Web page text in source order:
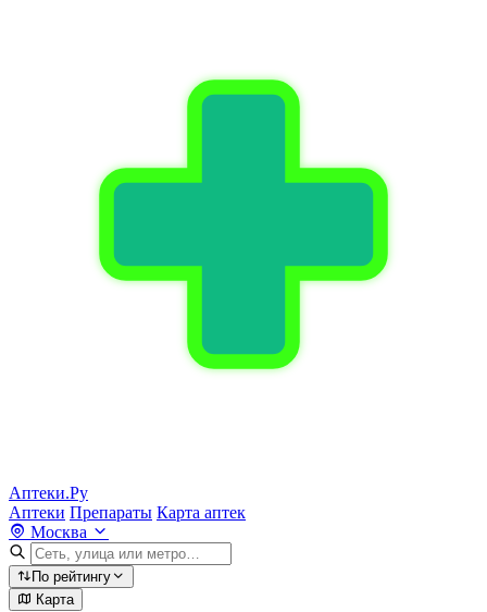
Аптеки.Ру
Аптеки Препараты Карта аптек
Москва
По рейтингу
Карта